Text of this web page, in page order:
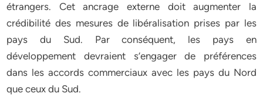
étrangers. Cet ancrage externe doit augmenter la
crédibilité des mesures de libéralisation prises par les
pays du Sud. Par conséquent, les pays en
développement devraient s’engager de préférences
dans les accords commerciaux avec les pays du Nord
que ceux du Sud.